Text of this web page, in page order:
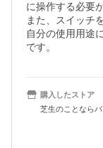
に操作する必要
また、スイッチ
自分の使用用途
です。
購入したストア
芝生のことなら